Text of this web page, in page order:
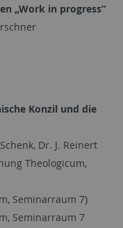
„Work in progress“
Konzil und die
Dr. J. Reinert
Theologicum,
Seminarraum 7)
Seminarraum 7